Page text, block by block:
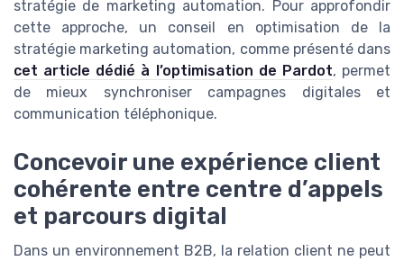
stratégie de marketing automation. Pour approfondir
cette approche, un conseil en optimisation de la
stratégie marketing automation, comme présenté dans
cet article dédié à l’optimisation de Pardot, permet
de mieux synchroniser campagnes digitales et
communication téléphonique.
Concevoir une expérience client
cohérente entre centre d’appels
et parcours digital
Dans un environnement B2B, la relation client ne peut